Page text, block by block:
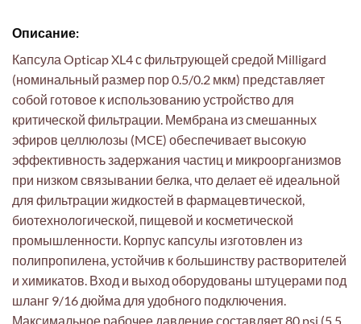
Описание:
Капсула Opticap XL4 с фильтрующей средой Milligard
(номинальный размер пор 0.5/0.2 мкм) представляет
собой готовое к использованию устройство для
критической фильтрации. Мембрана из смешанных
эфиров целлюлозы (MCE) обеспечивает высокую
эффективность задержания частиц и микроорганизмов
при низком связывании белка, что делает её идеальной
для фильтрации жидкостей в фармацевтической,
биотехнологической, пищевой и косметической
промышленности. Корпус капсулы изготовлен из
полипропилена, устойчив к большинству растворителей
и химикатов. Вход и выход оборудованы штуцерами под
шланг 9/16 дюйма для удобного подключения.
Максимальное рабочее давление составляет 80 psi (5,5